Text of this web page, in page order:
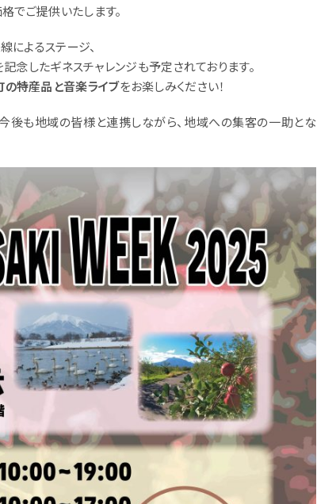
でご提供いたします。
によるステージ、
念したギネスチャレンジも予定されております。
特産品と音楽ライブをお楽しみください！
後も地域の皆様と連携しながら、地域への集客の一助とな